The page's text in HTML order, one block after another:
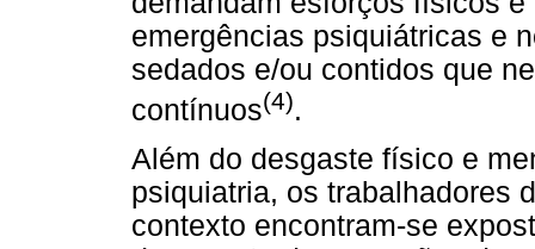
emergências psiquiátricas e
sedados e/ou contidos que
contínuos(4).
Além do desgaste físico e
psiquiatria, os trabalhadores
contexto encontram-se